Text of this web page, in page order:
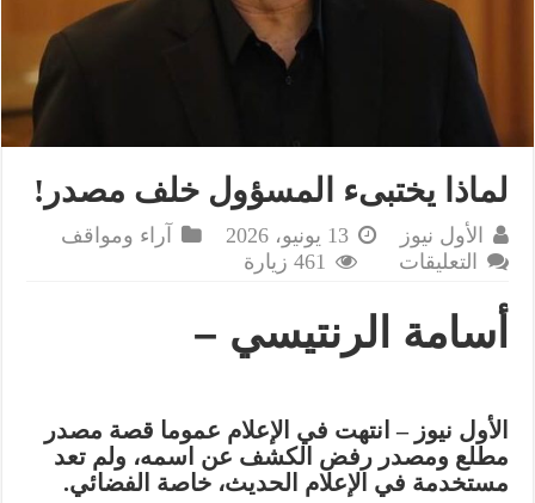
لماذا يختبىء المسؤول خلف مصدر!
الأول نيوز 13 يونيو، 2026
آراء ومواقف
التعليقات
يختبىء
المسؤول
مغلقة
461 زيارة
أسامة الرنتيسي –
الأول نيوز – انتهت في الإعلام عموما قصة مصدر
مطلع ومصدر رفض الكشف عن اسمه، ولم تعد
مستخدمة في الإعلام الحديث، خاصة الفضائي.